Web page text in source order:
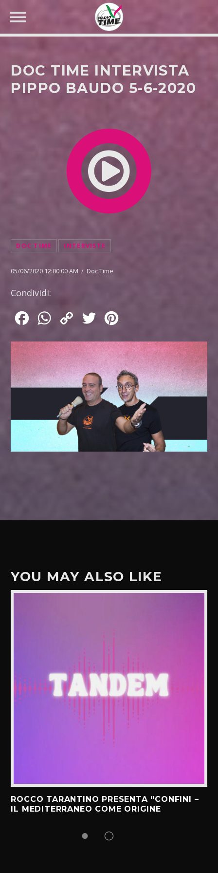
DOC TIME INTERVISTA
PIPPO BAUDO 5-6-2020
DOC TIME INTERVISTE
05/06/2020 12:00:00 AM / Doc Time
Condividi:
FacebookWhatsApp
Copy
Twitter
YOU MAY ALSO LIKE
ROCCO TARANTINO PRESENTA “CONFINI –
IL MEDITERRANEO COME ORIGINE